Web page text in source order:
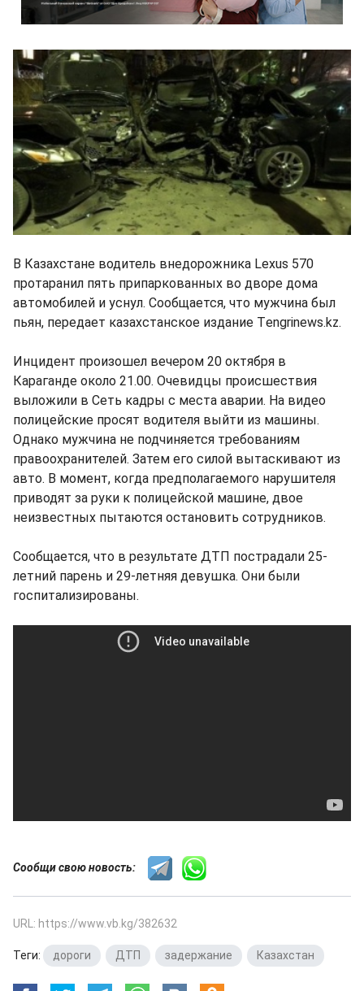
В Казахстане водитель внедорожника Lexus 570
протаранил пять припаркованных во дворе дома
автомобилей и уснул. Сообщается, что мужчина был
пьян, передает казахстанское издание Тengrinews.kz.
Инцидент произошел вечером 20 октября в
Караганде около 21.00. Очевидцы происшествия
выложили в Сеть кадры с места аварии. На видео
полицейские просят водителя выйти из машины.
Однако мужчина не подчиняется требованиям
правоохранителей. Затем его силой вытаскивают из
авто. В момент, когда предполагаемого нарушителя
приводят за руки к полицейской машине, двое
неизвестных пытаются остановить сотрудников.
Сообщается, что в результате ДТП пострадали 25-
летний парень и 29-летняя девушка. Они были
госпитализированы.
Сообщи свою новость:
URL: https://www.vb.kg/382632
Теги: дороги ДТП задержание Казахстан